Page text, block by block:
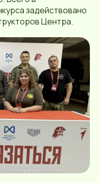
задействовано
Центра.